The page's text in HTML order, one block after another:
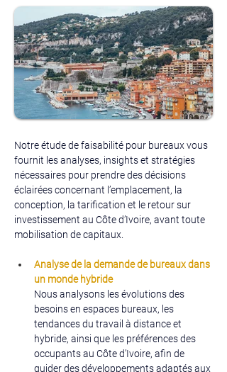
Notre étude de faisabilité pour bureaux vous
fournit les analyses, insights et stratégies
nécessaires pour prendre des décisions
éclairées concernant l’emplacement, la
conception, la tarification et le retour sur
investissement au Côte d’Ivoire, avant toute
mobilisation de capitaux.
Analyse de la demande de bureaux dans
un monde hybride
Nous analysons les évolutions des
besoins en espaces bureaux, les
tendances du travail à distance et
hybride, ainsi que les préférences des
occupants au Côte d’Ivoire, afin de
guider des développements adaptés aux